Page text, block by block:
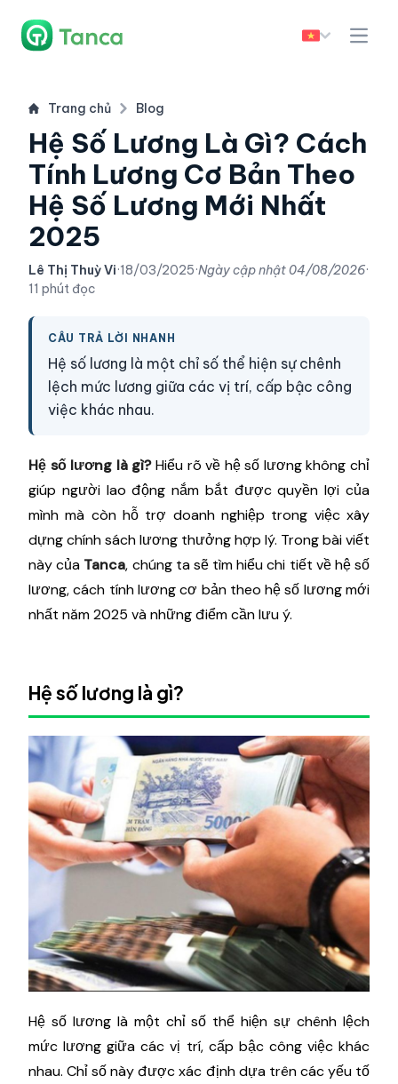
Trang chủ Blog
Hệ Số Lương Là Gì? Cách
Tính Lương Cơ Bản Theo
Hệ Số Lương Mới Nhất
2025
Lê Thị Thuỳ Vi·18/03/2025·Ngày cập nhật04/08/2026·
11 phút đọc
CÂU TRẢ LỜI NHANH
Hệ số lương là một chỉ số thể hiện sự chênh
lệch mức lương giữa các vị trí, cấp bậc công
việc khác nhau.
Hệ số lương là gì? Hiểu rõ về hệ số lương không chỉ
giúp người lao động nắm bắt được quyền lợi của
mình mà còn hỗ trợ doanh nghiệp trong việc xây
dựng chính sách lương thưởng hợp lý. Trong bài viết
này của Tanca, chúng ta sẽ tìm hiểu chi tiết về hệ số
lương, cách tính lương cơ bản theo hệ số lương mới
nhất năm 2025 và những điểm cần lưu ý.
Hệ số lương là gì?
Hệ số lương là một chỉ số thể hiện sự chênh lệch
mức lương giữa các vị trí, cấp bậc công việc khác
nhau. Chỉ số này được xác định dựa trên các yếu tố